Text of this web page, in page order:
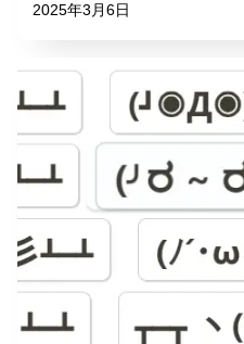
2025年3月6日